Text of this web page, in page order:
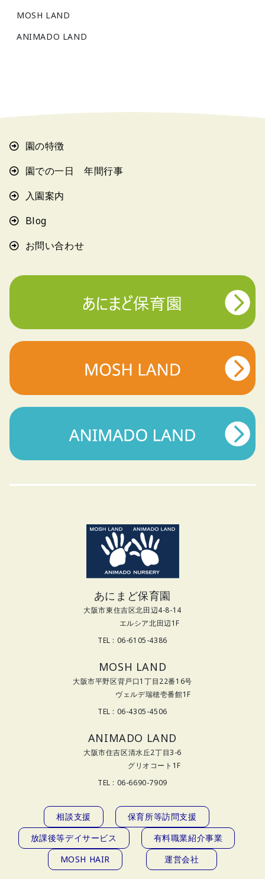
MOSH LAND
ANIMADO LAND
園の特徴
園での一日 年間行事
入園案内
Blog
お問い合わせ
あにまど保育園
大阪市東住吉区北田辺4-8-14
エルシア北田辺1F
TEL : 06-6105-4386
MOSH LAND
大阪市平野区背戸口1丁目22番16号
ヴェルデ瑞穂壱番館1F
TEL : 06-4305-4506
ANIMADO LAND
大阪市住吉区清水丘2丁目3-6
グリオコート1F
TEL : 06-6690-7909
相談支援
保育所等訪問支援
放課後等デイサービス
有料職業紹介事業
MOSH HAIR
運営会社